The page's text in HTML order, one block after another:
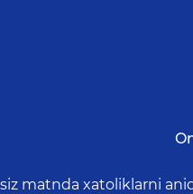
matnda xatoliklarni